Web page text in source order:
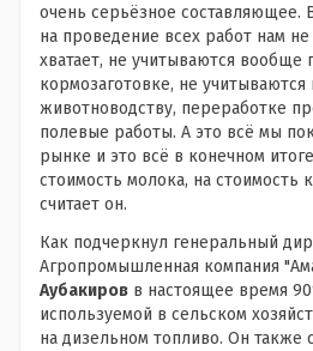
очень серьёзное составляющее.
на проведение всех работ нам
хватает, не учитываются вообще
кормозаготовке, не
животноводству, переработке
полевые работы. А это всё мы
рынке и это всё в конечном
стоимость молока, на стоимость
считает он.
Как подчеркнул генеральный
Агропромышленная компания
Аубакиров в настоящее время
используемой в сельском
на дизельном топливо. Он также